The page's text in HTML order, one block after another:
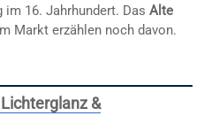
16. Jahrhundert. Das Alte
Markt erzählen noch davon.
&